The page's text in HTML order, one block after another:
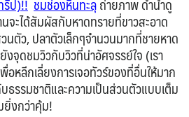
เบิร์ก (BENELUX)
1
จอร์เจีย อาร์เมเนีย 1
สเปน โปรตุเกส 2
จะได้สัมผัสกับหาดทรายที่ขาวสะอาด
นตัว, ปลาตัวเล็กๆจำนวนมากที่ชายหาด
งจุดชมวิวกับวิวที่น่าอัศจรรย์ใจ (เรา
อหลีกเลี่ยงการเจอทัวร์ของที่อื่นให้มาก
รรมชาติและความเป็นส่วนตัวแบบเต็ม
ยิ่งกว่าคุ้ม!